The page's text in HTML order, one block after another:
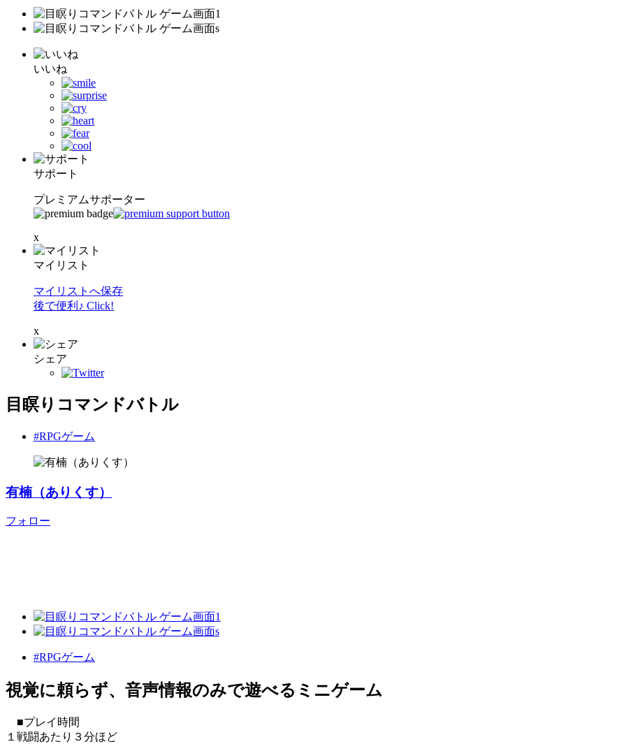
いいね
サポート
プレミアムサポーター
x
マイリスト
マイリストへ保存
後で便利♪ Click!
x
シェア
目瞑りコマンドバトル
#RPGゲーム
有楠（ありくす）
フォロー
#RPGゲーム
視覚に頼らず、音声情報のみで遊べるミニゲーム
■プレイ時間
１戦闘あたり３分ほど